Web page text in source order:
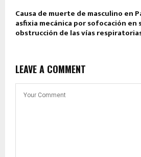
Causa de muerte de masculino en
asfixia mecánica por sofocación en
obstrucción de las vías
LEAVE A COMMENT